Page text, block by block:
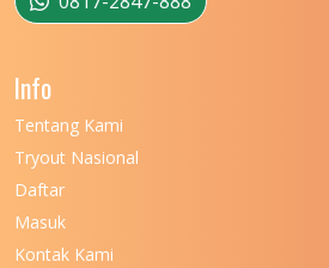
UNIVERSITAS NEGERI KHAIRUN
Info
Tentang Kami
Tryout Nasional
Daftar
Masuk
Kontak Kami